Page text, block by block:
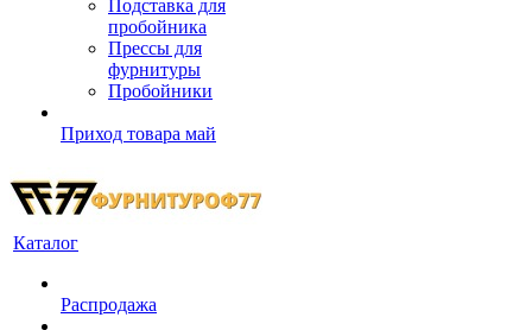
Подставка для
пробойника
Прессы для
фурнитуры
Пробойники
Приход товара май
Каталог
Распродажа